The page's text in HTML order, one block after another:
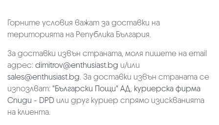
Горните условия важат за доставки на
територията на Република България.
За доставки извън страната, моля пишете на email
адрес: dimitrov@enthusiast.bg и/или
sales@enthusiast.bg. За доставки извън страната се
изпозлват: "Български Пощи" АД, куриерска фирма
Спиди - DPD или друг куриер спрямо изискванията
на клиента.